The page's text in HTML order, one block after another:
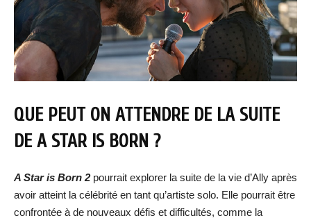
QUE PEUT ON ATTENDRE DE LA SUITE
DE A STAR IS BORN ?
A Star is Born 2pourrait explorer la suite de la vie d’Ally après
avoir atteint la célébrité en tant qu’artiste solo. Elle pourrait être
confrontée à de nouveaux défis et difficultés, comme la